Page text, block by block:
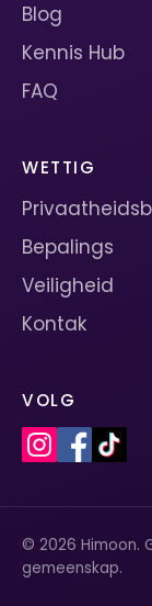
Blog
Kennis Hub
FAQ
WETTIG
Bepalings
Veiligheid
Kontak
VOLG
© 2026 Himoon.
gemeenskap.